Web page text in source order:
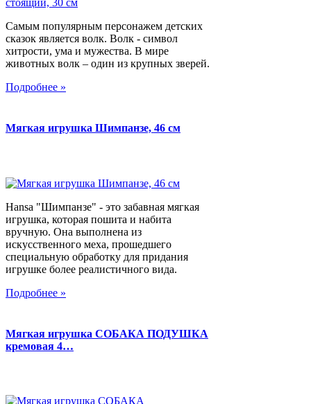
Самым популярным персонажем детских
сказок является волк. Волк - символ
хитрости, ума и мужества. В мире
животных волк – один из крупных зверей.
Подробнее »
Мягкая игрушка Шимпанзе, 46 см
Hansa "Шимпанзе" - это забавная мягкая
игрушка, которая пошита и набита
вручную. Она выполнена из
искусственного меха, прошедшего
специальную обработку для придания
игрушке более реалистичного вида.
Подробнее »
Мягкая игрушка СОБАКА ПОДУШКА
кремовая 4…